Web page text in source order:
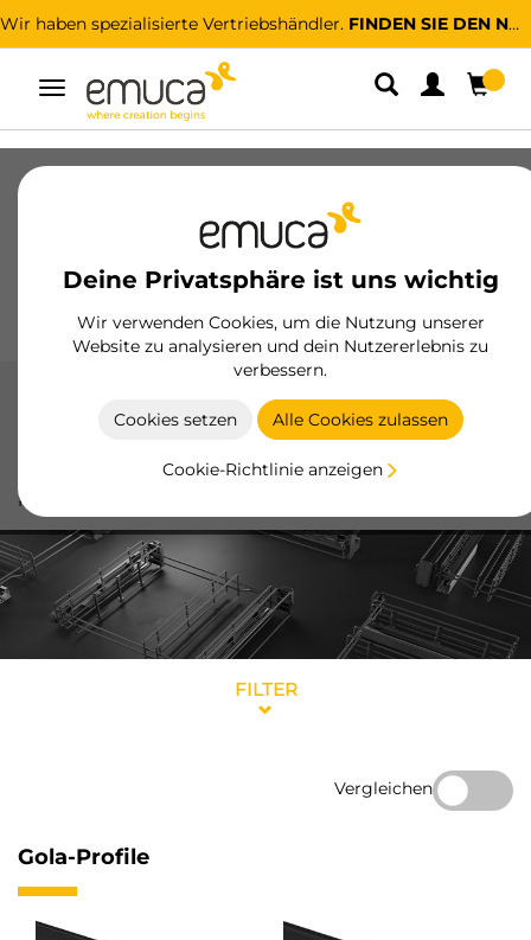
Wir haben spezialisierte Vertriebshändler. FINDEN SIE DEN NÄCHSTGELEGENEN
Umschaltbare
Navigation
Deine Privatsphäre ist uns wichtig
Wir verwenden Cookies, um die Nutzung unserer
Website zu analysieren und dein Nutzererlebnis zu
verbessern.
Cookies setzen Alle Cookies zulassen
Cookie-Richtlinie anzeigen
Führungssysteme
Schiebesysteme
und Platzoptimierung in der Küche, mit hochwertigen
Produkten und effizientem Design.
FILTER
Vergleichen
Gola-Profile